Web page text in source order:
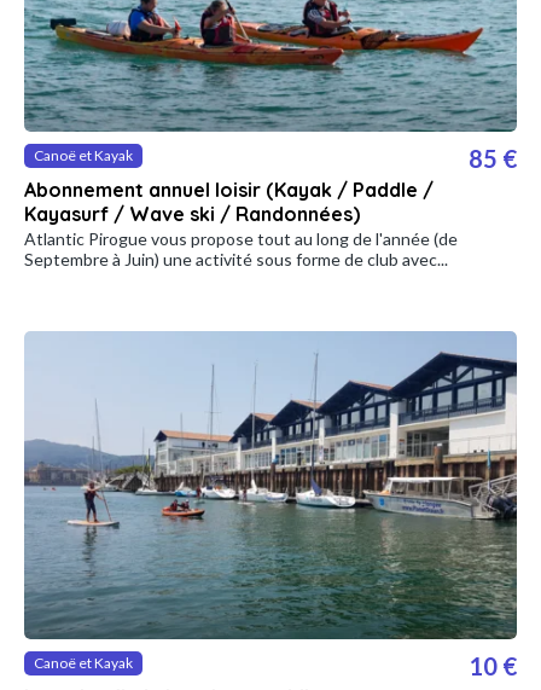
Canoë et Kayak
Abonnement annuel loisir (Kayak / Paddle /
Kayasurf / Wave ski / Randonnées)
85 €
Atlantic Pirogue vous propose tout au long de l'année (de
Septembre à Juin) une activité sous forme de club avec...
Canoë et Kayak 10 €